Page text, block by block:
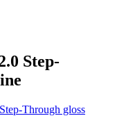
Step-
Through gloss